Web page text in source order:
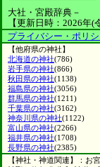
大社・宮殿辞典－
【更新日時：2026年(
プライバシー・ポリ
【他府県の神社】
北海道の神社(786)
岩手県の神社(866)
秋田県の神社(1138)
福島県の神社(3056)
群馬県の神社(1211)
千葉県の神社(3162)
神奈川県の神社(1122)
富山県の神社(2266)
福井県の神社(1708)
長野県の神社(2385)
【神社・神道関連】：お